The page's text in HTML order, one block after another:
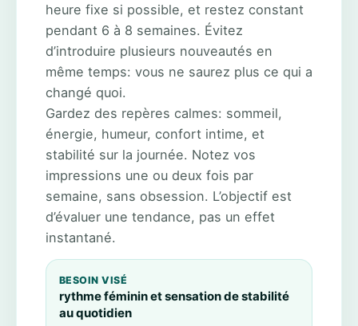
heure fixe si possible, et restez constant
pendant 6 à 8 semaines. Évitez
d’introduire plusieurs nouveautés en
même temps: vous ne saurez plus ce qui a
changé quoi.
Gardez des repères calmes: sommeil,
énergie, humeur, confort intime, et
stabilité sur la journée. Notez vos
impressions une ou deux fois par
semaine, sans obsession. L’objectif est
d’évaluer une tendance, pas un effet
instantané.
BESOIN VISÉ
rythme féminin et sensation de stabilité
au quotidien